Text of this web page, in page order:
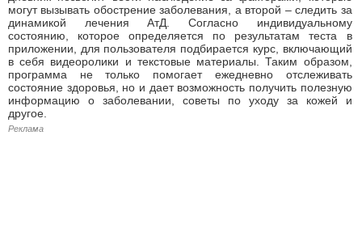
могут вызывать обострение заболевания, а второй – следить за
динамикой лечения АтД. Согласно индивидуальному
состоянию, которое определяется по результатам теста в
приложении, для пользователя подбирается курс, включающий
в себя видеоролики и текстовые материалы. Таким образом,
программа не только помогает ежедневно отслеживать
состояние здоровья, но и дает возможность получить полезную
информацию о заболевании, советы по уходу за кожей и
другое.
Реклама